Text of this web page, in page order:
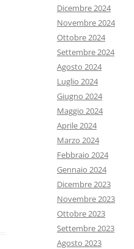
Dicembre 2024
Novembre 2024
Ottobre 2024
Settembre 2024
Agosto 2024
Luglio 2024
Giugno 2024
Maggio 2024
Aprile 2024
Marzo 2024
Febbraio 2024
Gennaio 2024
Dicembre 2023
Novembre 2023
Ottobre 2023
Settembre 2023
Agosto 2023